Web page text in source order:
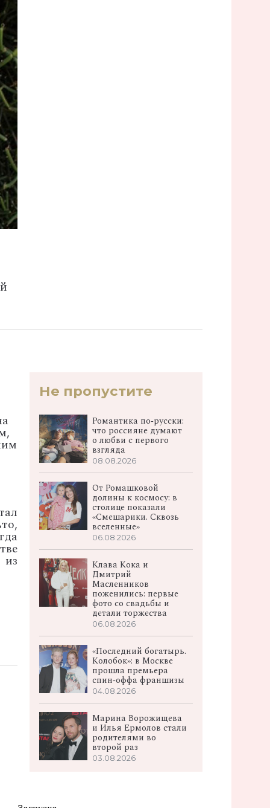
Не пропустите
Романтика по‑русски:
что россияне думают
о любви с первого
взгляда
08.08.2026
От Ромашковой
долины к космосу: в
столице показали
«Смешарики. Сквозь
вселенные»
06.08.2026
Клава Кока и
Дмитрий
Масленников
поженились: первые
фото со свадьбы и
детали торжества
06.08.2026
«Последний богатырь.
Колобок»: в Москве
прошла премьера
спин‑оффа франшизы
04.08.2026
Марина Ворожищева
и Илья Ермолов стали
родителями во
второй раз
03.08.2026